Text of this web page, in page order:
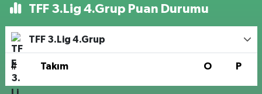
TFF 3.Lig 4.Grup Puan Durumu
TFF 3.Lig 4.Grup
# Takım O P